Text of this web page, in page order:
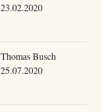
23.02.2020
Thomas Busch
25.07.2020